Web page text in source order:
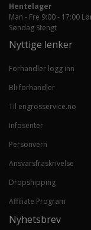
Hentelager
Man - Fre 9:00 - 17:00
Søndag Stengt
Nyttige lenker
Forhandler logg inn
Bli forhandler
Til engrosservice.no
Infosenter
Personvern
Ansvarsfraskrivelse
Dropshipping
Affiliate Program
Nyhetsbrev